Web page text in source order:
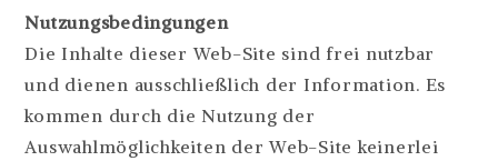
Nutzungsbedingungen
Die Inhalte dieser Web-Site sind frei nutzbar
und dienen ausschließlich der Information. Es
kommen durch die Nutzung der
Auswahlmöglichkeiten der Web-Site keinerlei